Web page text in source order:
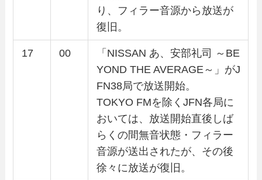
り、フィラー音源から放送が
復旧。
17 00
「NISSAN あ、安部礼司 ～BE
YOND THE AVERAGE～」がJ
FN38局で放送開始。
TOKYO FMを除くJFN各局に
おいては、放送開始直後しば
らくの間無音状態・フィラー
音源が送出されたが、その後
徐々に放送が復旧。